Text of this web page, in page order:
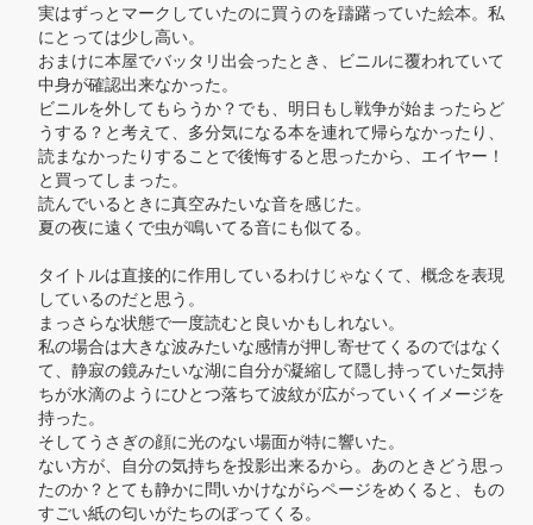
実はずっとマークしていたのに買うのを躊躇っていた絵本。私
にとっては少し高い。
おまけに本屋でバッタリ出会ったとき、ビニルに覆われていて
中身が確認出来なかった。
ビニルを外してもらうか？でも、明日もし戦争が始まったらど
うする？と考えて、多分気になる本を連れて帰らなかったり、
読まなかったりすることで後悔すると思ったから、エイヤー！
と買ってしまった。
読んでいるときに真空みたいな音を感じた。
夏の夜に遠くで虫が鳴いてる音にも似てる。
タイトルは直接的に作用しているわけじゃなくて、概念を表現
しているのだと思う。
まっさらな状態で一度読むと良いかもしれない。
私の場合は大きな波みたいな感情が押し寄せてくるのではなく
て、静寂の鏡みたいな湖に自分が凝縮して隠し持っていた気持
ちが水滴のようにひとつ落ちて波紋が広がっていくイメージを
持った。
そしてうさぎの顔に光のない場面が特に響いた。
ない方が、自分の気持ちを投影出来るから。あのときどう思っ
たのか？とても静かに問いかけながらページをめくると、もの
すごい紙の匂いがたちのぼってくる。